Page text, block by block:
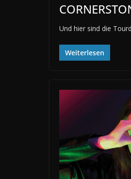
Und hier sind die
Weiterlesen